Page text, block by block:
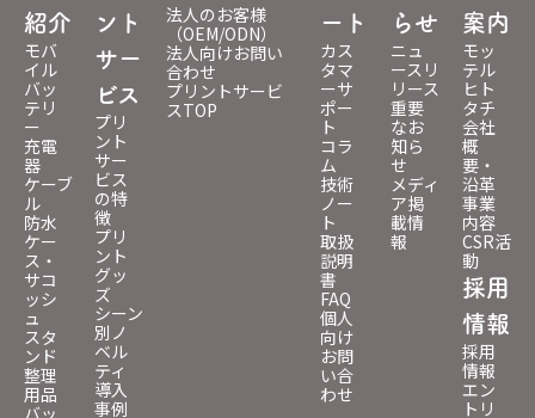
紹介
モバ
イル
バッ
テリ
ー
充電
器
ケーブ
ル
防水
ケー
ス・
サコ
ッシ
ュ
スタ
ンド
整理
用品
バッ
ント
サー
ビス
プリ
ント
サー
ビス
の特
徴
プリ
ント
グッ
ズ
シーン
別ノ
ベル
ティ
導入
事例
法人のお客様
（OEM/ODN）
法人向けお問い
合わせ
プリントサービ
スTOP
ート
カス
タマ
ーサ
ポー
ト
コラ
ム
技術
ノー
ト
取扱
説明
書
FAQ
個人
向け
お問
い合
わせ
らせ
ニュ
ースリ
リース
重要
なお
知ら
せ
メディ
ア掲
載情
報
案内
モッ
テル
ヒト
タチ
会社
概
要・
沿革
事業
内容
CSR活
動
採用
情報
採用
情報
エン
トリ